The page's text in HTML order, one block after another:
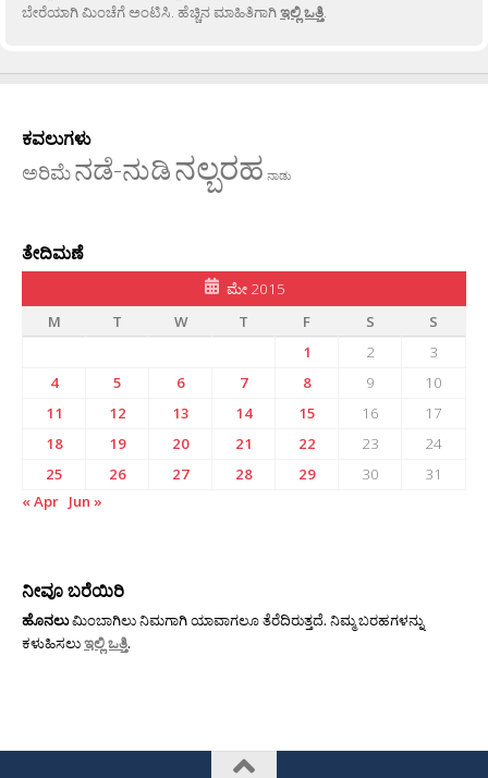
ಬೇರೆಯಾಗಿ ಮಿಂಚೆಗೆ ಅಂಟಿಸಿ. ಹೆಚ್ಚಿನ ಮಾಹಿತಿಗಾಗಿಇಲ್ಲಿ ಒತ್ತಿ.
ಕವಲುಗಳು
ಅರಿಮೆನಡೆ-ನುಡಿನಲ್ಬರಹ ನಾಡು
ತೇದಿಮಣೆ
ಮೇ 2015
M
T W T F S
S
1
2
3
4
5 6 7 8 9
10
11
12 13 14 15 16
17
18
19 20 21 22 23
24
25
26 27 28 29 30
31
« Apr Jun »
ನೀವೂ ಬರೆಯಿರಿ
ಹೊನಲುಮಿಂಬಾಗಿಲು ನಿಮಗಾಗಿ ಯಾವಾಗಲೂ ತೆರೆದಿರುತ್ತದೆ. ನಿಮ್ಮ ಬರಹಗಳನ್ನು
ಕಳುಹಿಸಲುಇಲ್ಲಿ ಒತ್ತಿ.